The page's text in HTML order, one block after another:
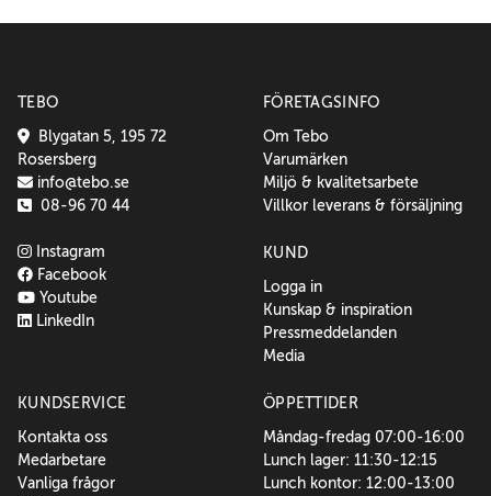
TEBO
Blygatan 5, 195 72
Rosersberg
info@tebo.se
08-96 70 44
Instagram
Facebook
Youtube
LinkedIn
FÖRETAGSINFO
Om Tebo
Varumärken
Miljö & kvalitetsarbete
Villkor leverans & försäljning
KUND
Logga in
Kunskap & inspiration
Pressmeddelanden
Media
KUNDSERVICE
Kontakta oss
Medarbetare
Vanliga frågor
ÖPPETTIDER
Måndag-fredag 07:00-16:00
Lunch lager: 11:30-12:15
Lunch kontor: 12:00-13:00